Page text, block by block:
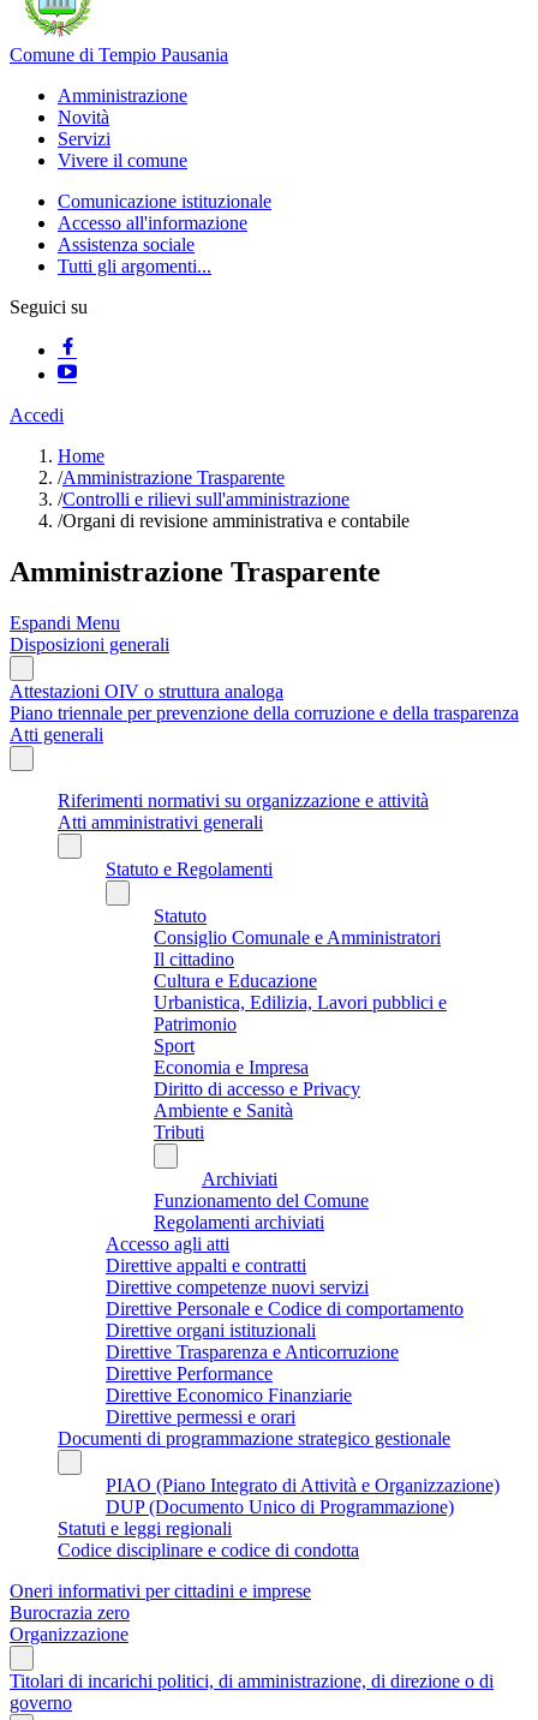
Comune di Tempio Pausania
Amministrazione
Novità
Servizi
Vivere il comune
Comunicazione istituzionale
Accesso all'informazione
Assistenza sociale
Tutti gli argomenti...
Seguici su
Accedi
Home
/Amministrazione Trasparente
/Controlli e rilievi sull'amministrazione
/Organi di revisione amministrativa e contabile
Amministrazione Trasparente
Espandi Menu
Disposizioni generali
Attestazioni OIV o struttura analoga
Piano triennale per prevenzione della corruzione e della trasparenza
Atti generali
Riferimenti normativi su organizzazione e attività
Atti amministrativi generali
Statuto e Regolamenti
Statuto
Consiglio Comunale e Amministratori
Il cittadino
Cultura e Educazione
Urbanistica, Edilizia, Lavori pubblici e
Patrimonio
Sport
Economia e Impresa
Diritto di accesso e Privacy
Ambiente e Sanità
Tributi
Archiviati
Funzionamento del Comune
Regolamenti archiviati
Accesso agli atti
Direttive appalti e contratti
Direttive competenze nuovi servizi
Direttive Personale e Codice di comportamento
Direttive organi istituzionali
Direttive Trasparenza e Anticorruzione
Direttive Performance
Direttive Economico Finanziarie
Direttive permessi e orari
Documenti di programmazione strategico gestionale
PIAO (Piano Integrato di Attività e Organizzazione)
DUP (Documento Unico di Programmazione)
Statuti e leggi regionali
Codice disciplinare e codice di condotta
Oneri informativi per cittadini e imprese
Burocrazia zero
Organizzazione
Titolari di incarichi politici, di amministrazione, di direzione o di
governo